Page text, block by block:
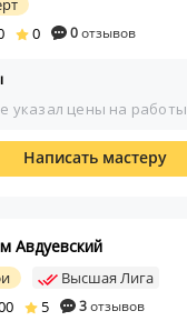
0 0отзывов
указал цены на работы
Написать мастеру
Авдуевский
Высшая Лига
5 3отзывов